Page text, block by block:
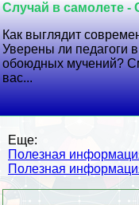
Случай в самолете
Как выглядит
Уверены ли педагоги
обоюдных мучений?
вас...
Еще:
Полезная
Полезная